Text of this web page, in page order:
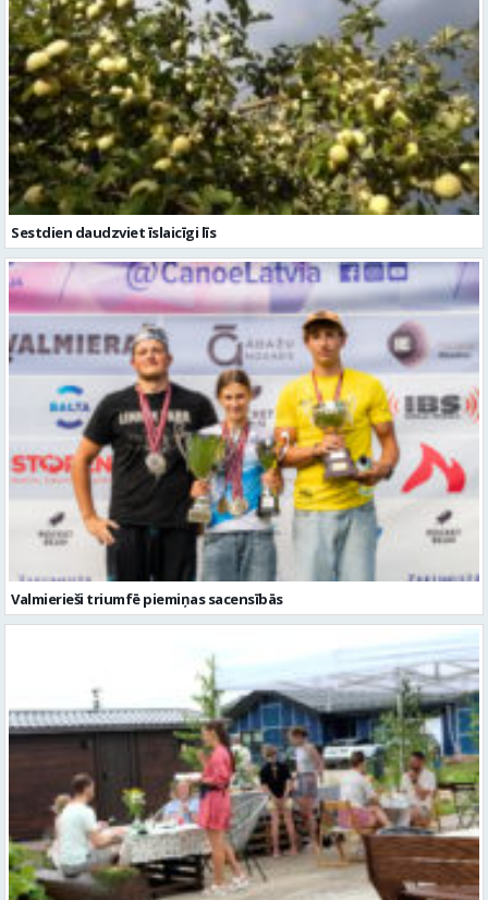
Sestdien daudzviet īslaicīgi līs
Valmierieši triumfē piemiņas sacensībās